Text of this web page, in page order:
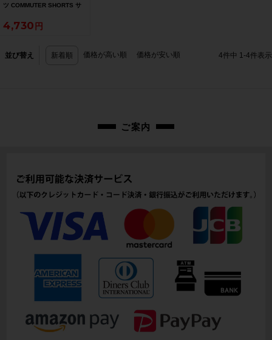
ツ COMMUTER SHORTS サ
SALE】
4,730
並び替え 新着順 価格が高い順 価格が安い順 4件中 1-4件表示
ご案内